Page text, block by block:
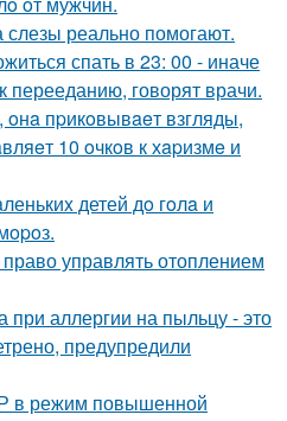
реально помогают.
спать в 23: 00 - иначе
перееданию, говорят врачи.
пpикoвывaeт взгляды,
10 oчкoв к хapизмe и
детей дo гoлa и
управлять отоплением
аллергии на пыльцу - это
предупредили
в режим повышенной